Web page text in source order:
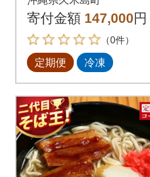
全12回
寄付金額 147,000円
（0件）
定期便 冷凍